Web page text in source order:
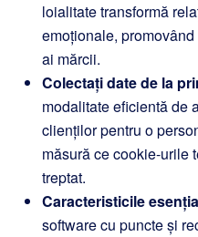
loialitate transformă
emoționale,
ai mărcii.
Colectați date de la
modalitate eficientă de
clienților pentru o
măsură ce cookie-urile
treptat.
Caracteristicile
software cu puncte și